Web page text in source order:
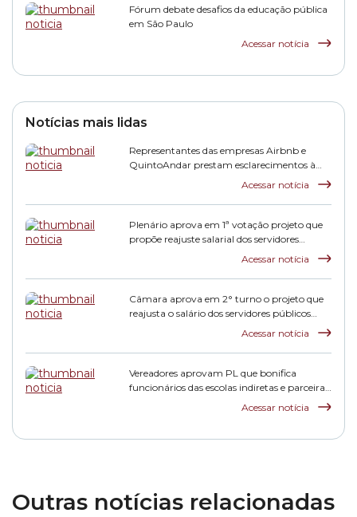
Fórum debate desafios da educação pública
em São Paulo
Acessar notícia
Notícias mais lidas
Representantes das empresas Airbnb e
QuintoAndar prestam esclarecimentos à
Acessar notícia
Plenário aprova em 1ª votação projeto que
propõe reajuste salarial dos servidores
Acessar notícia
Câmara aprova em 2° turno o projeto que
reajusta o salário dos servidores públicos
Acessar notícia
Vereadores aprovam PL que bonifica
funcionários das escolas indiretas e parceiras
Acessar notícia
Outras notícias relacionadas